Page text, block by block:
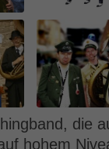
die
hohem